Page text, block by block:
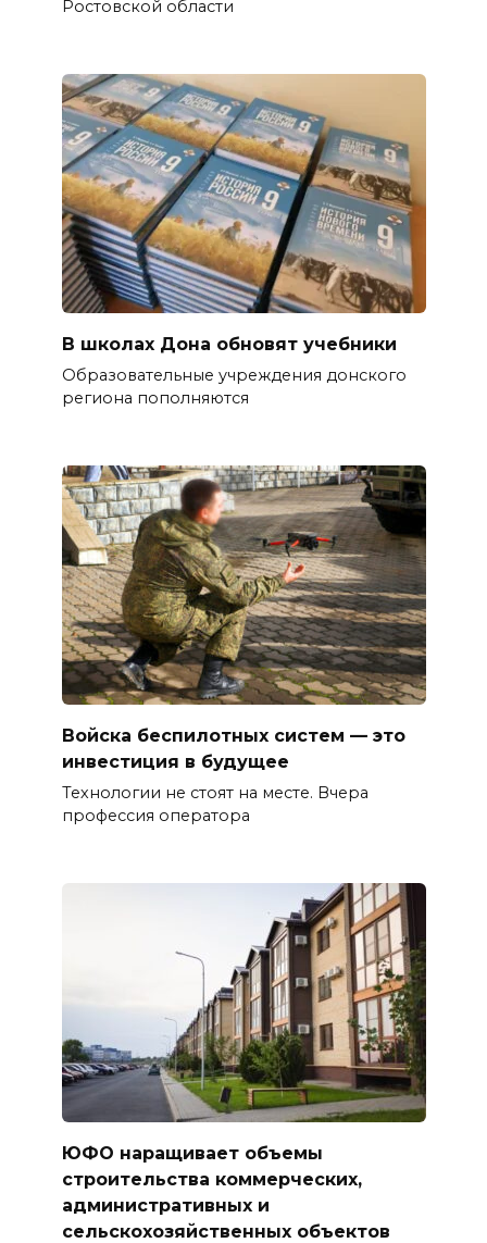
Ростовской области
В школах Дона обновят учебники
Образовательные учреждения донского
региона пополняются
Войска беспилотных систем — это
инвестиция в будущее
Технологии не стоят на месте. Вчера
профессия оператора
ЮФО наращивает объемы
строительства коммерческих,
административных и
сельскохозяйственных объектов